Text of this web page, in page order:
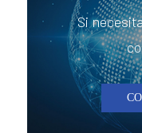
Si